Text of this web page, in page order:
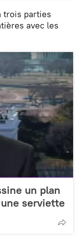
trois parties
avec les
un plan
serviette